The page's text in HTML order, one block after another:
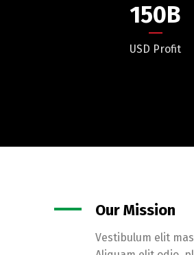
150B
USD Profit
Our Mission
Vestibulum elit